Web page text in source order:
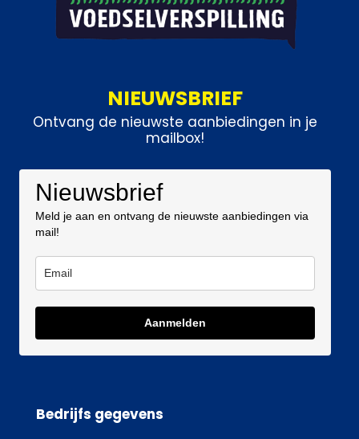
NIEUWSBRIEF
Ontvang de nieuwste aanbiedingen in je
mailbox!
Nieuwsbrief
Meld je aan en ontvang de nieuwste aanbiedingen via
mail!
Aanmelden
Bedrijfs gegevens